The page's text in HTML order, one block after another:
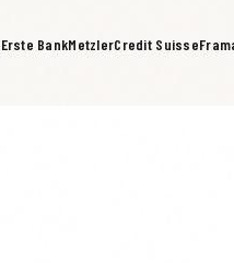
Erste BankMetzlerCredit Suisse